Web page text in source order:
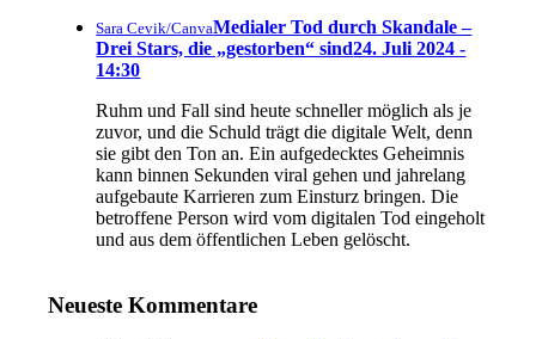
Sara Cevik/CanvaMedialer Tod durch Skandale –
Drei Stars, die „gestorben“ sind24. Juli 2024 -
14:30
Ruhm und Fall sind heute schneller möglich als je
zuvor, und die Schuld trägt die digitale Welt, denn
sie gibt den Ton an. Ein aufgedecktes Geheimnis
kann binnen Sekunden viral gehen und jahrelang
aufgebaute Karrieren zum Einsturz bringen. Die
betroffene Person wird vom digitalen Tod eingeholt
und aus dem öffentlichen Leben gelöscht.
Neueste Kommentare